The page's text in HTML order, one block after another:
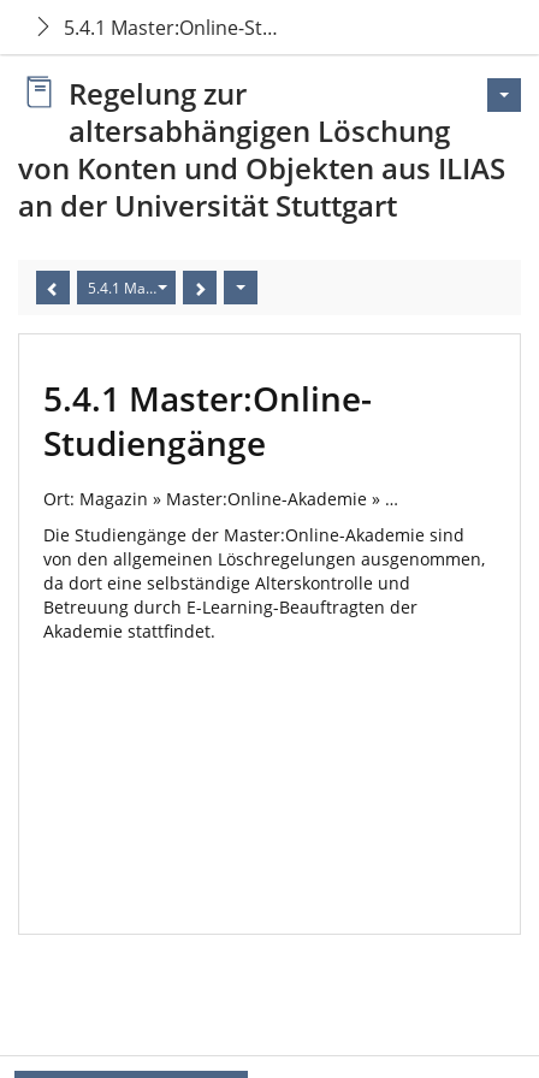
5.4.1 Master:Online-Studiengänge
Regelung zur
altersabhängigen Löschung
von Konten und Objekten aus ILIAS
an der Universität Stuttgart
5.4.1 Master:Online-Studiengänge
5.4.1 Master:Online-
Studiengänge
Ort: Magazin » Master:Online-Akademie » …
Die Studiengänge der Master:Online-Akademie sind
von den allgemeinen Löschregelungen ausgenommen,
da dort eine selbständige Alterskontrolle und
Betreuung durch E-Learning-Beauftragten der
Akademie stattfindet.